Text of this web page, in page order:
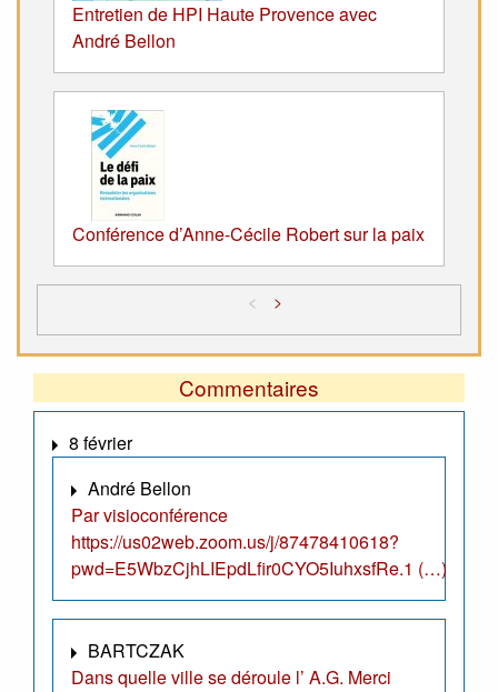
Entretien de HPI Haute Provence avec
André Bellon
Conférence d’Anne-Cécile Robert sur la paix
< >
Commentaires
8 février
André Bellon
Par visioconférence
https://us02web.zoom.us/j/87478410618?
pwd=E5WbzCjhLIEpdLfir0CYO5IuhxsfRe.1 (…)
BARTCZAK
Dans quelle ville se déroule l’ A.G. Merci